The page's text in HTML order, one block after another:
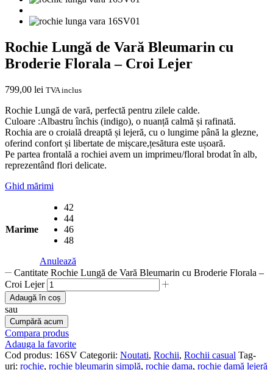
Rochie Lungă de Vară Bleumarin cu
Broderie Florala – Croi Lejer
799,00 lei TVA inclus
Rochie Lungă de vară, perfectă pentru zilele calde.
Culoare :Albastru închis (indigo), o nuanță calmă și rafinată.
Rochia are o croială dreaptă și lejeră, cu o lungime până la glezne,
oferind confort și libertate de mișcare,țesătura este ușoară.
Pe partea frontală a rochiei avem un imprimeu/floral brodat în alb,
reprezentând flori delicate.
Ghid mărimi
Marime
42
44
46
48
Anulează
Cantitate Rochie Lungă de Vară Bleumarin cu Broderie Florala –
Croi Lejer
Adaugă în coș
sau
Cumpără acum
Compara produs
Adauga la favorite
Cod produs: 16SV Categorii: Noutati, Rochii, Rochii casual Tag-
uri: rochie, rochie bleumarin simplă, rochie dama, rochie damă lejeră